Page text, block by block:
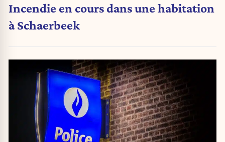
Incendie en cours dans une habitation
à Schaerbeek